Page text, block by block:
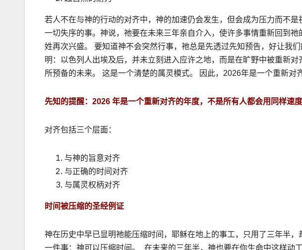
若人不在与神的行动的对齐中，神的加速仍会发生，但会成为压力而不是
一切失序的事。神说，祂要在未来三年亲自介入，使许多事情重新回到
姓再次兴盛。 要知道神不会突然行事，祂总是先透过先知预告，好让我们
明：以色列人出埃及后，并未立刻进入应许之地，而是在旷野中被重新
所预备的未来。 这是一个清楚的属灵模式。 因此，2026年是一个重新对
先知的提醒：2026 年是一个重新对齐的年度，不是所有人都会用同样速度
对齐包括三个层面：
与神的旨意对齐
与正确的时间对齐
与属灵权柄对齐
时间被压缩的圣经例证
神在历史中早已显明祂能压缩时间，耶稣在地上的事工，只用了三年半
一件事：神可以压缩时间。
在未来的三年半，神也要在你生命中这样动